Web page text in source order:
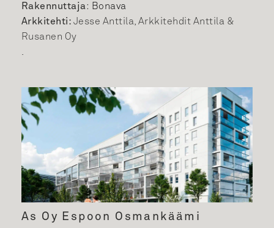
Rakennuttaja: Bonava
Arkkitehti: Jesse Anttila, Arkkitehdit Anttila &
Rusanen Oy
As Oy Espoon Osmankäämi